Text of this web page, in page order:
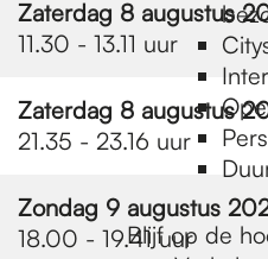
Blijf op de
Zaterdag 8 augustus
11.30 - 13.11 uur
Zaterdag 8 augustus
21.35 - 23.16 uur
Zondag 9 augustus
18.00 - 19.41 uur